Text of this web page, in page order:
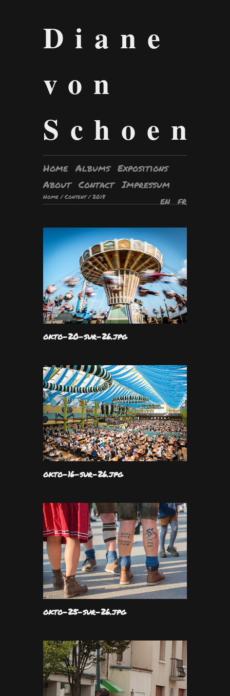
Diane
von
Schoen
Home Albums Expositions
About Contact Impressum
en fr
Home / Content/ 2018
okto-20-sur-26.jpg
okto-16-sur-26.jpg
okto-25-sur-26.jpg